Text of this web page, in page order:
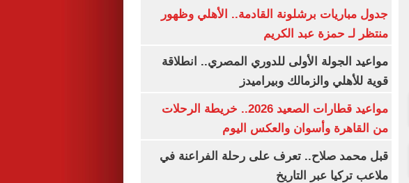
جدول مباريات برشلونة القادمة.. الأهلي وظهور
منتظر لـ حمزة عبد الكريم
مواعيد الجولة الأولى للدوري المصري.. انطلاقة
قوية للأهلي والزمالك وبيراميدز
مواعيد قطارات الصعيد 2026.. خريطة الرحلات
من القاهرة وأسوان والعكس اليوم
قبل محمد صلاح.. تعرف على رحلة الفراعنة في
ملاعب تركيا عبر التاريخ